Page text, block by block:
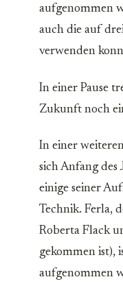
aufgenommen
auch die auf
verwenden
In einer Pause
Zukunft noch
In einer
sich Anfang des
einige seiner
Technik. Ferla,
Roberta Flack
gekommen ist),
aufgenommen